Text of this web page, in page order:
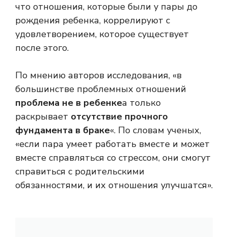
что отношения, которые были у пары до
рождения ребенка, коррелируют с
удовлетворением, которое существует
после этого.
По мнению авторов исследования, «в
большинстве проблемных отношений
проблема не в ребенкеа только
раскрывает отсутствие прочного
фундамента в браке«. По словам ученых,
«если пара умеет работать вместе и может
вместе справляться со стрессом, они смогут
справиться с родительскими
обязанностями, и их отношения улучшатся».